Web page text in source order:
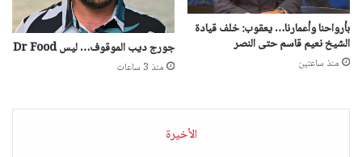
بأرواحنا وأعمارنا… يعقوب: خلف قيادة
الشيخ نعيم قاسم حتى النصر
منذ ساعتين
جورج ديب الموقوف… ليس Dr Food
منذ 3 ساعات
الأخيرة